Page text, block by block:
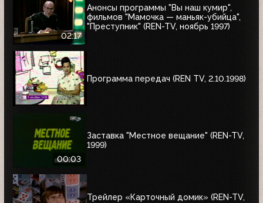
02:17
Анонсы программы "Вы наш кумир",
фильмов "Мамочка — маньяк-убийца",
"Преступник" (REN-TV, ноябрь 1997)
Программа передач (REN TV, 2.10.1998)
00:03
Заставка "Местное вещание" (REN-TV,
1999)
Трейлер «Карточный домик» (REN-TV,